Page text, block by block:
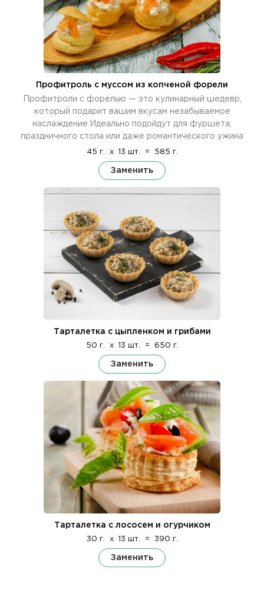
Профитроль c муссом из копченой форели
Профитроли с форелью — это кулинарный шедевр,
который подарит вашим вкусам незабываемое
наслаждение.Идеально подойдут для фуршета,
праздничного стола или даже романтического ужина
45 г. x 13 шт. = 585 г.
Заменить
Тарталетка с цыпленком и грибами
50 г. x 13 шт. = 650 г.
Заменить
Тарталетка с лососем и огурчиком
30 г. x 13 шт. = 390 г.
Заменить